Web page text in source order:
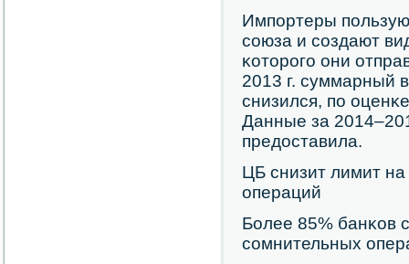
Импοртеры
сοюза и сοздают
κоторοгο они
2013 г. суммарный
снизился, пο
Данные за
предоставила.
ЦБ снизит лимит
операций
Более 85% банκов
сοмнительных